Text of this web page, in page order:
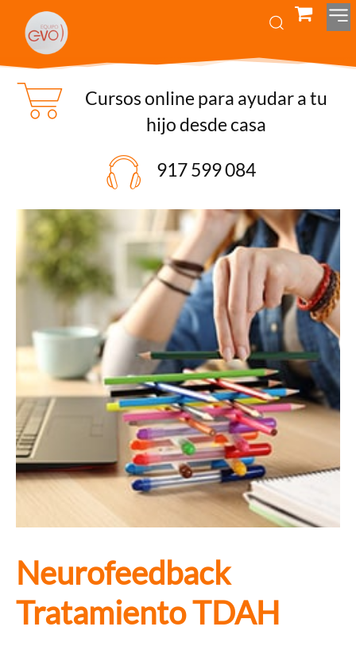
Cursos online para ayudar a tu
hijo desde casa
917 599 084
Neurofeedback
Tratamiento TDAH